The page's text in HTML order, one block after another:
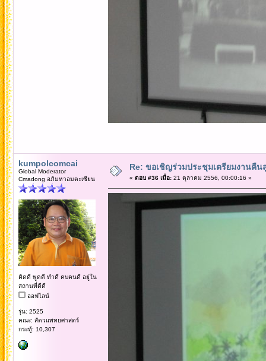
kumpolcomcai
Global Moderator
Cmadong อภิมหาอมตะเซียน
คิดดี พูดดี ทำดี คบคนดี อยู่ใน
สถานที่ดีดี
ออฟไลน์
รุ่น: 2525
คณะ: สัตวแพทยศาสตร์
กระทู้: 10,307
Re: ขอเชิญร่วมประชุมเตรียมงานคืน
« ตอบ #36 เมื่อ:21 ตุลาคม 2556, 00:00:16 »